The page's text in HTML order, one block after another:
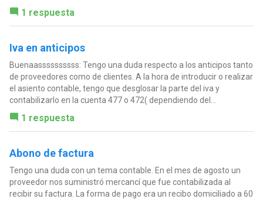
1 respuesta
Iva en anticipos
Buenaassssssssss: Tengo una duda respecto a los anticipos tanto
de proveedores como de clientes. A la hora de introducir o realizar
el asiento contable, tengo que desglosar la parte del iva y
contabilizarlo en la cuenta 477 o 472( dependiendo del...
1 respuesta
Abono de factura
Tengo una duda con un tema contable. En el mes de agosto un
proveedor nos suministró mercancí que fue contabilizada al
recibir su factura. La forma de pago era un recibo domiciliado a 60